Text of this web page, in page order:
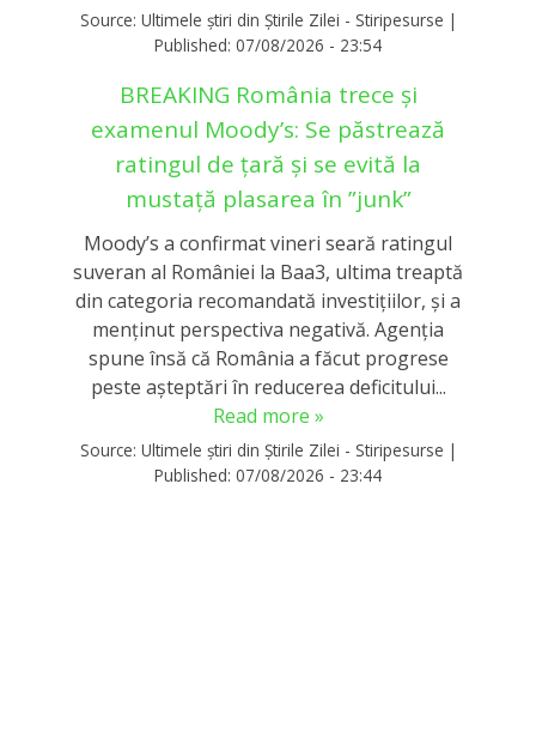
Source: Ultimele știri din Știrile Zilei - Stiripesurse |
Published: 07/08/2026 - 23:54
BREAKING România trece și
examenul Moody’s: Se păstrează
ratingul de țară și se evită la
mustață plasarea în ”junk”
Moody’s a confirmat vineri seară ratingul
suveran al României la Baa3, ultima treaptă
din categoria recomandată investițiilor, și a
menținut perspectiva negativă. Agenția
spune însă că România a făcut progrese
peste așteptări în reducerea deficitului...
Read more »
Source: Ultimele știri din Știrile Zilei - Stiripesurse |
Published: 07/08/2026 - 23:44